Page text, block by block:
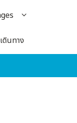
ดินทาง